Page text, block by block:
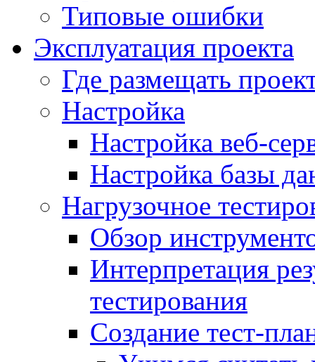
Типовые ошибки
Эксплуатация проекта
Где размещать
Настройка
Настройка веб-
Настройка базы
Нагрузочное
Обзор
Интерпретация
тестирования
Создание тест-